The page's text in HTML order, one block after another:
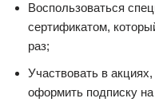
Воспользоваться
сертификатом,
раз;
Участвовать в
оформить подписку